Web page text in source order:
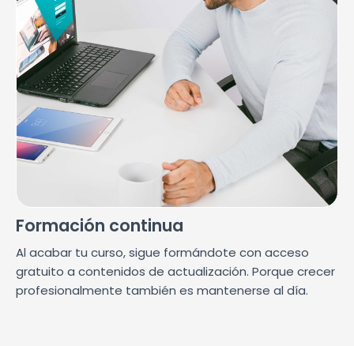
Formación continua
Al acabar tu curso, sigue formándote con acceso
gratuito a contenidos de actualización. Porque crecer
profesionalmente también es mantenerse al día.